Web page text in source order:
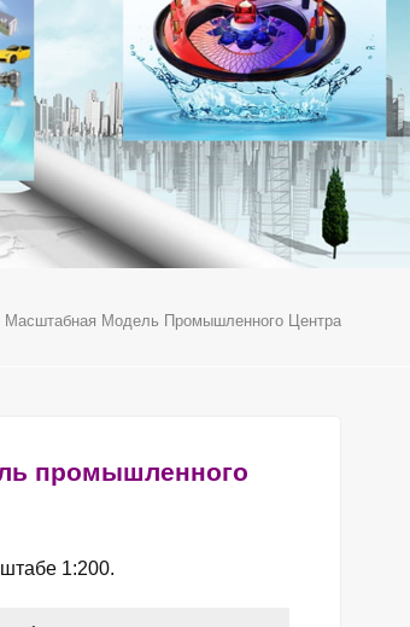
Масштабная Модель Промышленного Центра
промышленного
1:200.